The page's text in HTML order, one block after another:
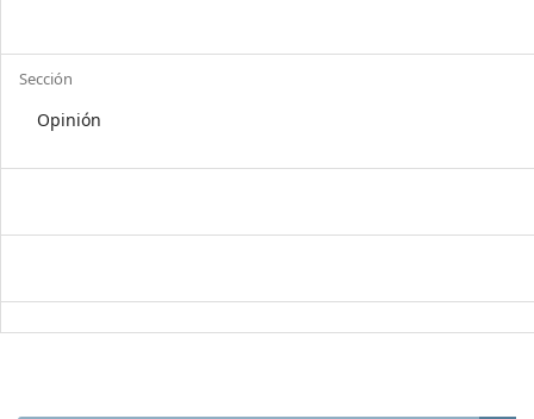
Sección
Opinión